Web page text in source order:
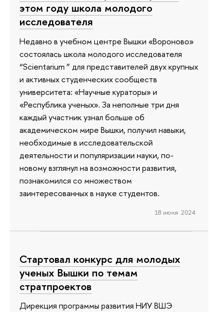
этом году школа молодого
исследователя
Недавно в учебном центре Вышки «Вороново»
состоялась школа молодого исследователя
“Scientarium ” для представителей двух крупных
и активных студенческих сообществ
университета: «Научные кураторы» и
«Республика ученых». За неполные три дня
каждый участник узнал больше об
академическом мире Вышки, получил навыки,
необходимые в исследовательской
деятельности и популяризации науки, по-
новому взглянул на возможности развития,
познакомился со множеством
заинтересованных в науке студентов.
18 июня 2024
Стартовал конкурс для молодых
ученых Вышки по темам
стратпроектов
Дирекция программы развития НИУ ВШЭ